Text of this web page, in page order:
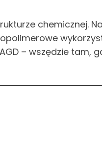
chemicznej.
– wszędzie tam,